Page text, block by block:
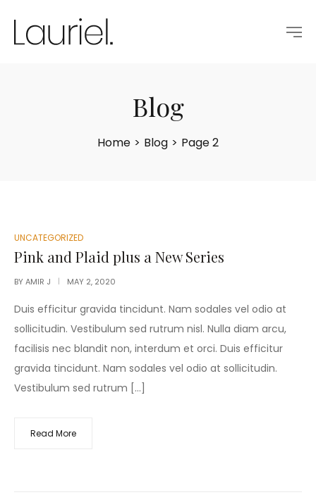
Blog
Home > Blog > Page 2
POSTED
IN
UNCATEGORIZED
Pink and Plaid plus a New Series
BYAMIR J MAY 2, 2020
Duis efficitur gravida tincidunt. Nam sodales vel odio at
sollicitudin. Vestibulum sed rutrum nisl. Nulla diam arcu,
facilisis nec blandit non, interdum et orci. Duis efficitur
gravida tincidunt. Nam sodales vel odio at sollicitudin.
Vestibulum sed rutrum […]
Read More